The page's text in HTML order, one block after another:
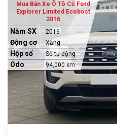
Mua Bán Xe Ô Tô Cũ Ford
Explorer Limited Ecobost
2016
Năm SX 2016
Động cơ Xăng
Hộp số Số tự động
Odo 94,000 km